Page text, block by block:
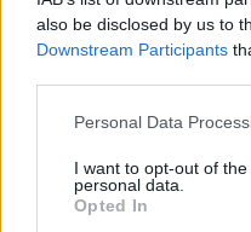
also be disclosed by us to
Downstream Participants
Please note that this
not limited to your visit or
grant or deny consent to
use your data for below
Personal Data
I want to opt-out of
personal data.
Opted In